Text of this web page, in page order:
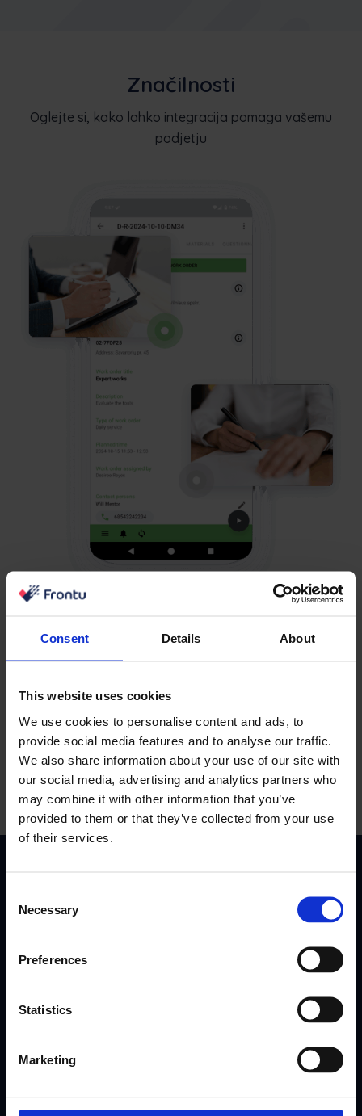
Consent Details About
This website uses cookies
We use cookies to personalise content and ads, to
provide social media features and to analyse our traffic.
We also share information about your use of our site with
our social media, advertising and analytics partners who
may combine it with other information that you’ve
provided to them or that they’ve collected from your use
of their services.
Selection
Necessary
Preferences
Statistics
Marketing
Značilnosti
Oglejte si, kako lahko integracija pomaga vašemu
podjetju
podatkov SPIS
povezave SPIS.
Pridružite se več kot 10.000 voditeljem FSM. Naročite
se na naše mesečne novice, ki jih vodijo strokovnjaki.
Poiščemo in poročamo o študijah primerov, zgodbah